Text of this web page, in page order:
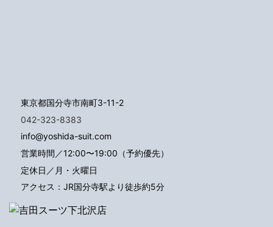
東京都国分寺市南町3-11-2
042-323-8383
info@yoshida-suit.com
営業時間／12:00〜19:00（予約優先）
定休日／月・火曜日
アクセス：JR国分寺駅より徒歩約5分